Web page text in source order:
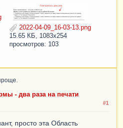
2022-04-09_16-03-13.png
15.65 КБ, 1083x254
просмотров: 103
- два раза на печати
#1
просто эта Область